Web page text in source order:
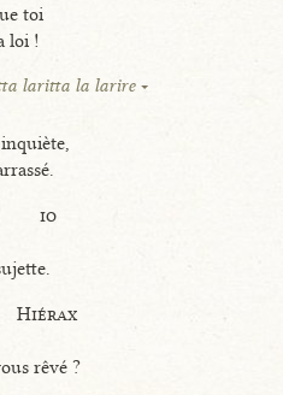
toi
loi !
laritta la larire
io
Hiérax
rêvé ?